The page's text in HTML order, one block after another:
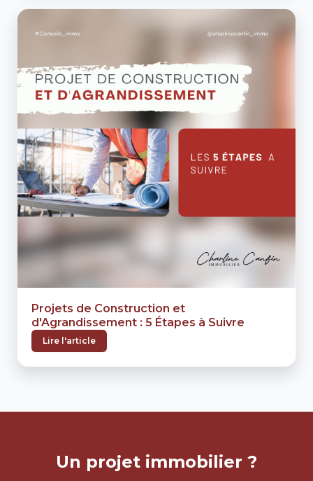
Projets de Construction et
d'Agrandissement : 5 Étapes à Suivre
Lire l'article
Un projet immobilier ?